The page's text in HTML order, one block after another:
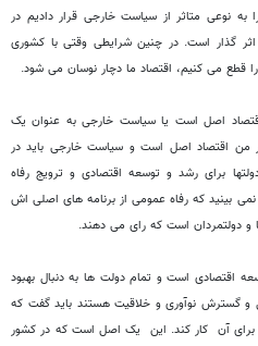
به نوعی متاثر از سیاست خارجی قرار دادیم در
گذار است. در چنین شرایطی وقتی با کشوری
قطع می‏ کنیم، اقتصاد ما دچار نوسان می‏ شود.
اصل است یا سیاست خارجی به عنوان یک
من اقتصاد اصل است و سیاست خارجی باید در
برای رشد و توسعه اقتصادی و ترویج رفاه
بینید که رفاه عمومی از برنامه ‏های اصلی ‏اش
و دولتمردان است که رای می‏ دهند.
اقتصادی است و تمام دولت‏ ها به دنبال بهبود
و گسترش نوآوری و خلاقیت هستند باید گفت که
برای آن کار کند. این یک اصل است که در کشور